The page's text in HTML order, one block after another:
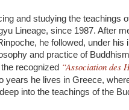
and studying the teachings
Lineage, since 1987. After
he followed, under his
and practice of
recognized “Association des
years he lives in Greece,
into the teachings of the